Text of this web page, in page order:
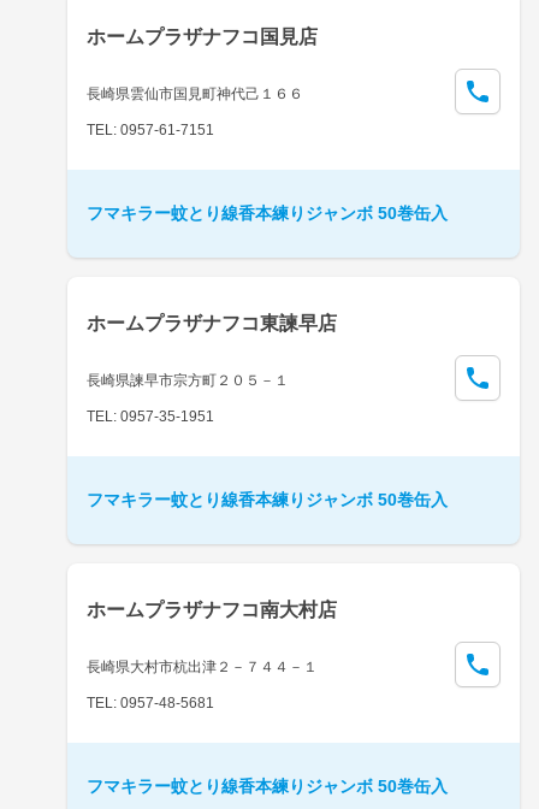
ホームプラザナフコ国見店
長崎県雲仙市国見町神代己１６６
TEL: 0957-61-7151
フマキラー蚊とり線香本練りジャンボ 50巻缶入
ホームプラザナフコ東諫早店
長崎県諫早市宗方町２０５－１
TEL: 0957-35-1951
フマキラー蚊とり線香本練りジャンボ 50巻缶入
ホームプラザナフコ南大村店
長崎県大村市杭出津２－７４４－１
TEL: 0957-48-5681
フマキラー蚊とり線香本練りジャンボ 50巻缶入